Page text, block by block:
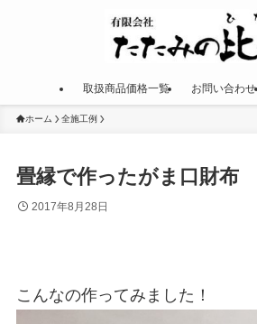
取扱商品価格一覧 お問い合わせ
ホーム 全施工例
畳縁で作ったがま口財布
2017年8月28日
こんなの作ってみました！